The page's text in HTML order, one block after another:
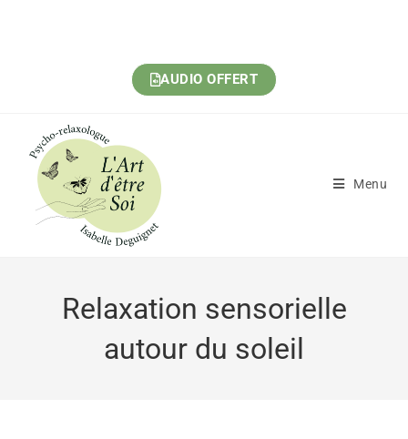
AUDIO OFFERT
Menu
Relaxation sensorielle
autour du soleil